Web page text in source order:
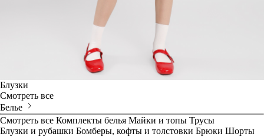
Блузки
Смотреть все
Белье
Смотреть все Комплекты белья Майки и топы Трусы
Блузки и рубашки Бомберы, кофты и толстовки Брюки Шорты